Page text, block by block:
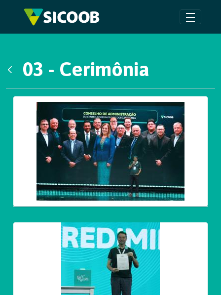
Pular para o Conteúdo principal
03 - Cerimônia
Galeria de Mídias